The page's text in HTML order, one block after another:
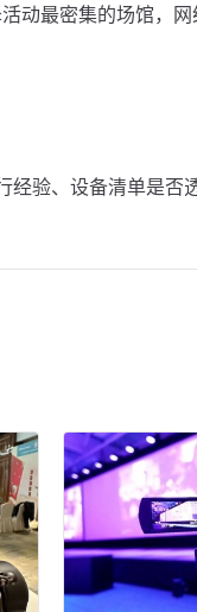
动最密集的场馆，
经验、设备清单是否